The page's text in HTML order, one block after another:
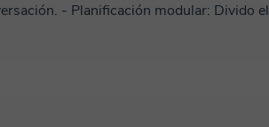
- Planificación modular: Divido el
Cada clase tiene un objetivo específico. -
40 min): Se